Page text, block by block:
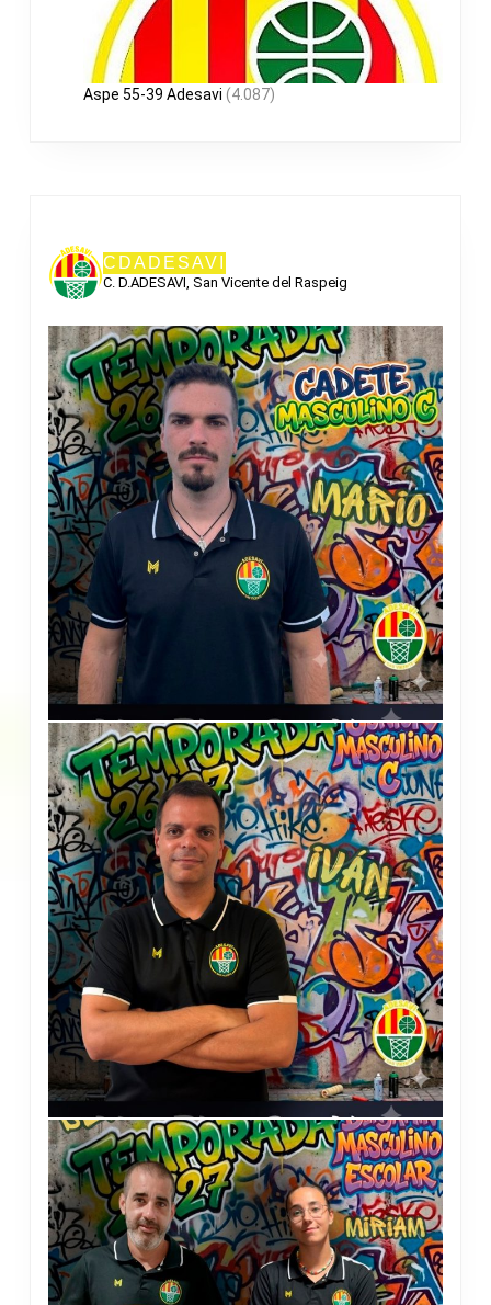
Aspe 55-39 Adesavi (4.087)
CDADESAVI
C. D.ADESAVI, San Vicente del Raspeig